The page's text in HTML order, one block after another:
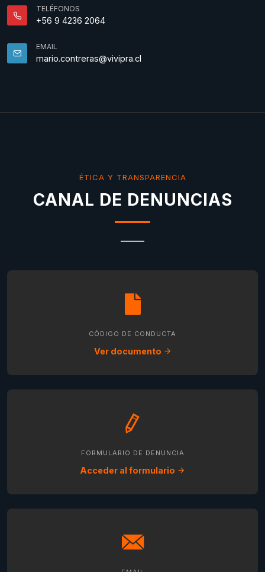
TELÉFONOS
+56 9 4236 2064
EMAIL
mario.contreras@vivipra.cl
ÉTICA Y TRANSPARENCIA
CANAL DE DENUNCIAS
CÓDIGO DE CONDUCTA
Ver documento
FORMULARIO DE DENUNCIA
Acceder al formulario